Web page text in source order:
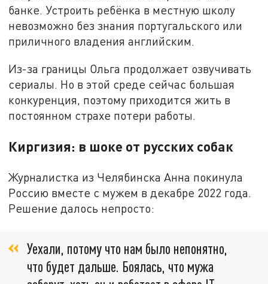
банке. Устроить ребёнка в местную школу
невозможно без знания португальского или
приличного владения английским.
Из-за границы Ольга продолжает озвучивать
сериалы. Но в этой среде сейчас большая
конкуренция, поэтому приходится жить в
постоянном страхе потери работы.
Киргизия: в шоке от русских собак
Журналистка из Челябинска Анна покинула
Россию вместе с мужем в декабре 2022 года.
Решение далось непросто:
Уехали, потому что нам было непонятно,
что будет дальше. Боялась, что мужа